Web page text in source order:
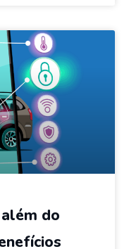
do